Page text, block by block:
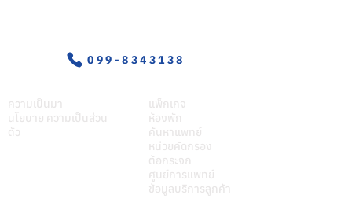
099-8343138
ความเป็นมา
นโยบาย ความเป็นส่วน
ตัว
แพ็กเกจ
ห้องพัก
ค้นหาแพทย์
หน่วยคัดกรอง
ต้อกระจก
ศูนย์การแพทย์
ข้อมูลบริการลูกค้า